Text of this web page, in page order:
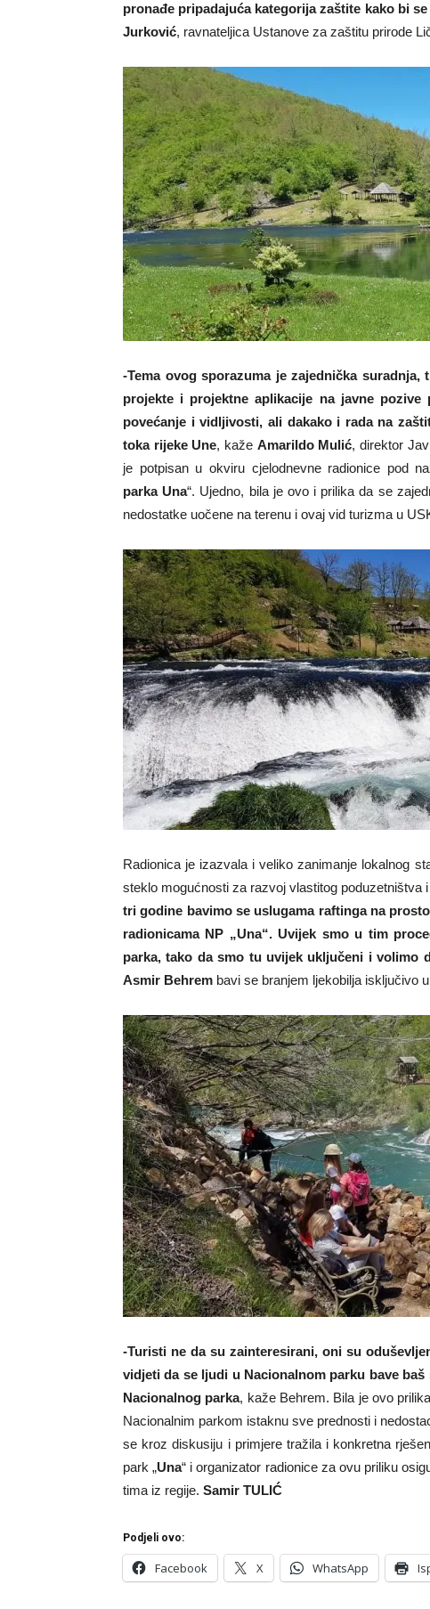
pronađe pripadajuća kategorija zaštite kako bi
Jurković, ravnateljica Ustanove za zaštitu prirode
-Tema ovog sporazuma je zajednička
projekte i projektne aplikacije na javne
povećanje i vidljivosti, ali dakako i rada na
toka rijeke Une, kaže Amarildo Mulić, direktor
je potpisan u okviru cjelodnevne radionice pod
parka Una“. Ujedno, bila je ovo i prilika da se
nedostatke uočene na terenu i ovaj vid turizma u
Radionica je izazvala i veliko zanimanje lokalnog
steklo mogućnosti za razvoj vlastitog poduzetništva
tri godine bavimo se uslugama raftinga na
radionicama NP „Una“. Uvijek smo u tim
parka, tako da smo tu uvijek uključeni i volimo
Asmir Behrem bavi se branjem ljekobilja isključivo
-Turisti ne da su zainteresirani, oni su
vidjeti da se ljudi u Nacionalnom parku bave
Nacionalnog parka, kaže Behrem. Bila je ovo
Nacionalnim parkom istaknu sve prednosti i
se kroz diskusiju i primjere tražila i konkretna
park „Una“ i organizator radionice za ovu priliku
tima iz regije. Samir TULIĆ
Podjeli ovo:
Facebook X WhatsApp